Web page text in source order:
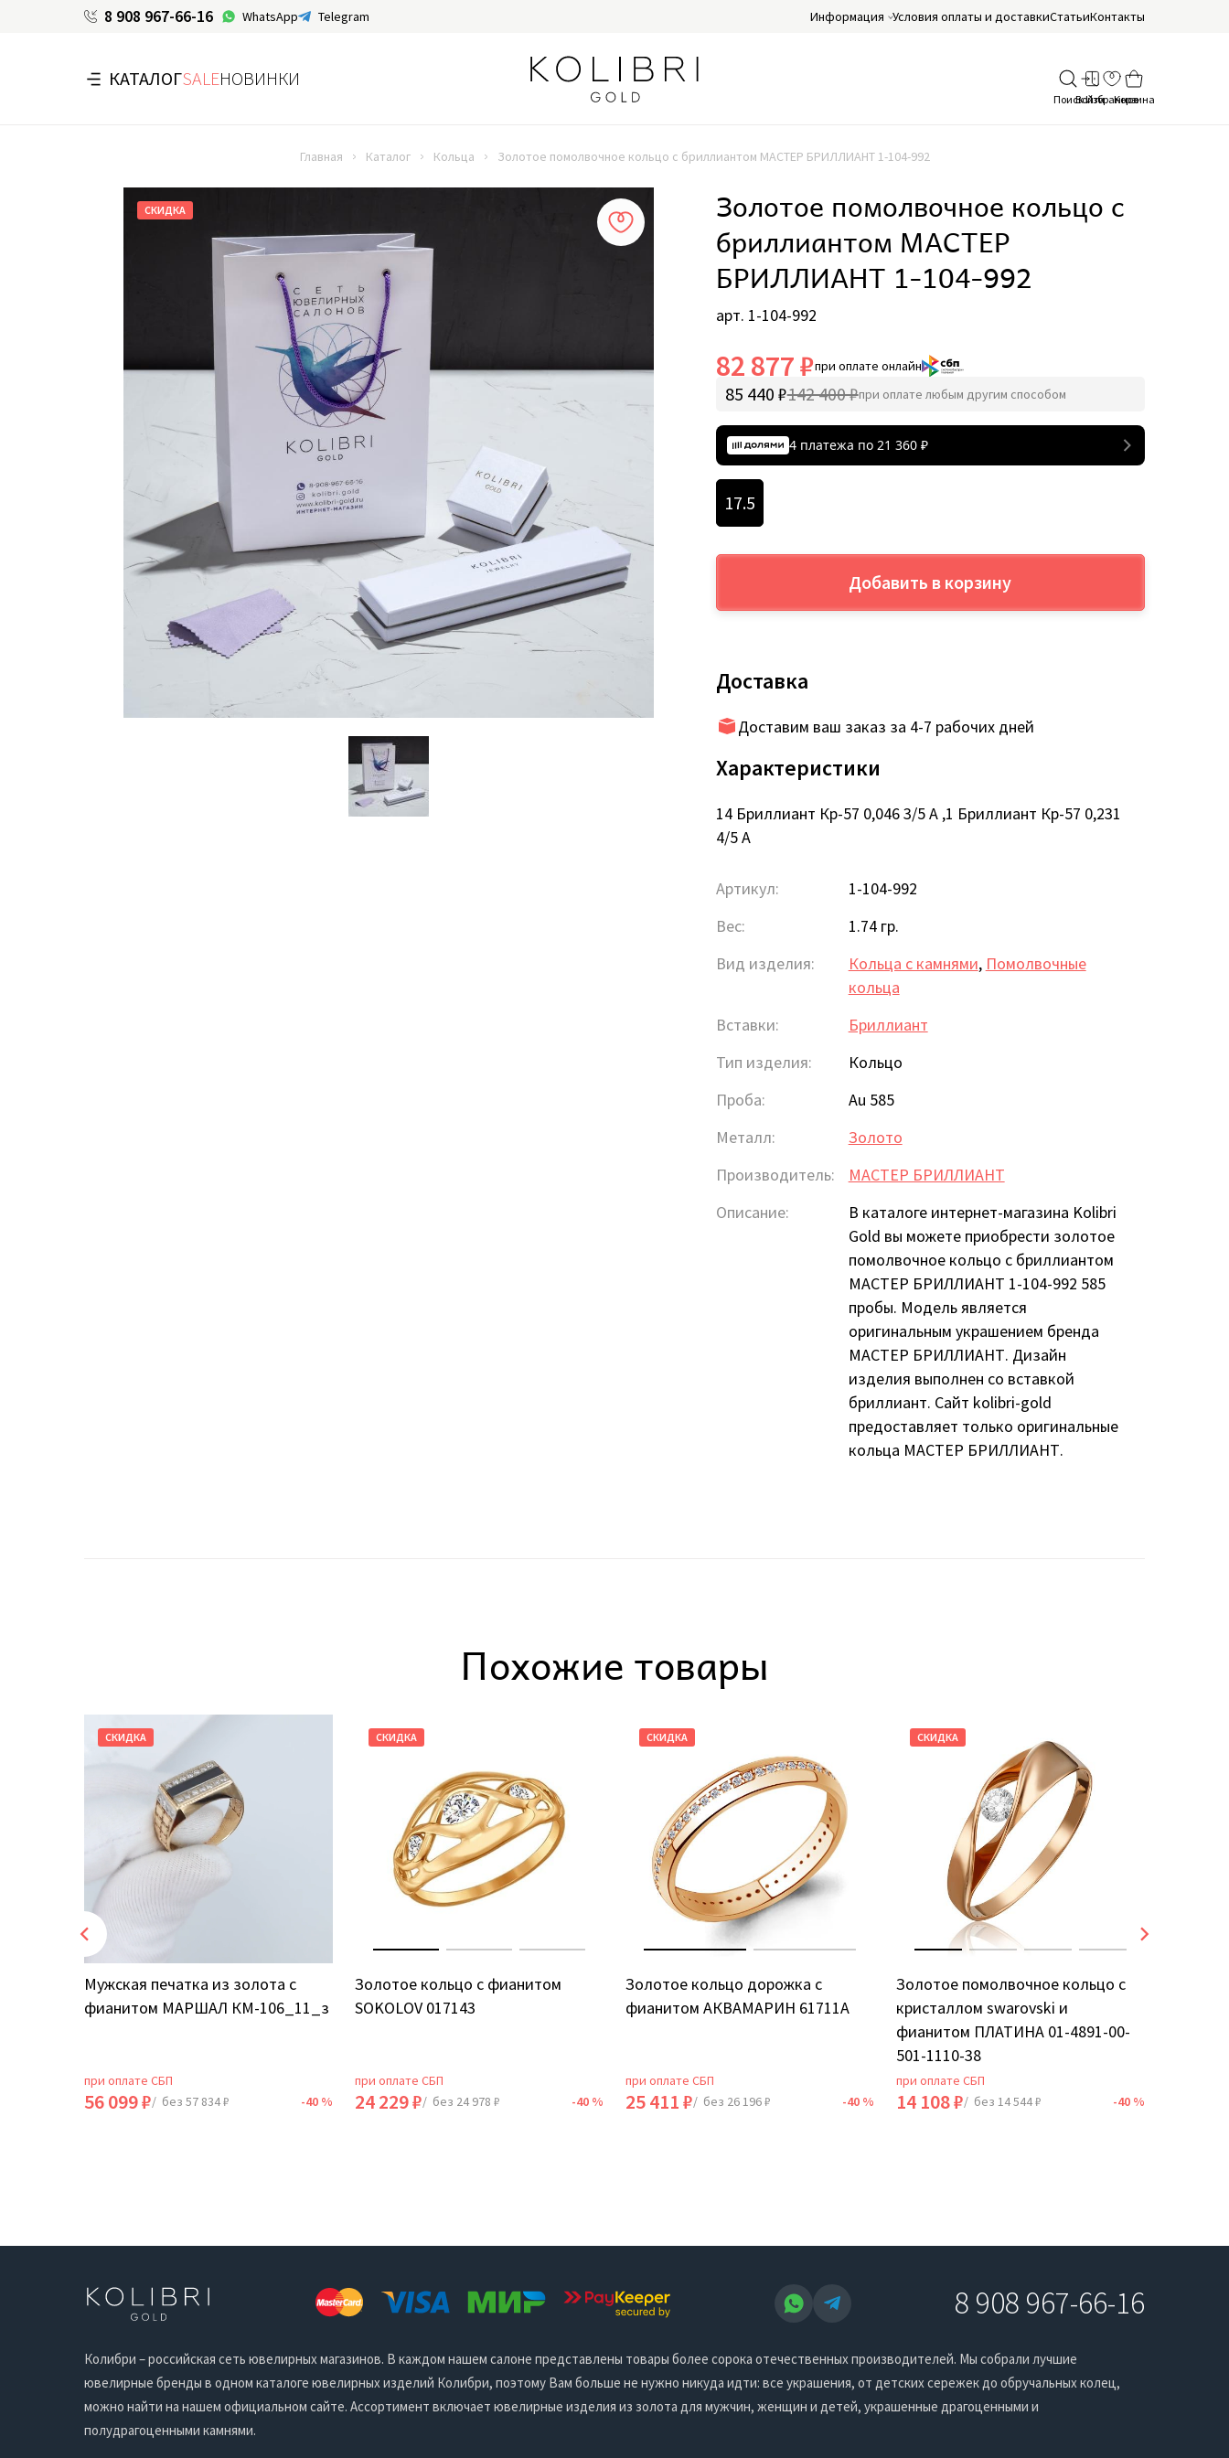
8 908 967-66-16 WhatsApp Telegram Информация Условия оплаты и доставкиСтатьиКонтакты
КАТАЛОГSALEНОВИНКИ
Главная Каталог Кольца Золотое помолвочное кольцо с бриллиантом МАСТЕР БРИЛЛИАНТ 1-104-992
СКИДКА Золотое помолвочное кольцо с
бриллиантом МАСТЕР
БРИЛЛИАНТ 1-104-992
арт. 1-104-992
82 877 ₽при оплате онлайн
85 440 ₽142 400 ₽при оплате любым другим способом
4 платежа по 21 360₽
17.5
Добавить в корзину
Доставка
Доставим ваш заказ за 4-7 рабочих дней
Характеристики
14 Бриллиант Кр-57 0,046 3/5 А ,1 Бриллиант Кр-57 0,231
4/5 А
Артикул:
1-104-992
Вес:
1.74 гр.
Вид изделия:
Кольца с камнями, Помолвочные
кольца
Вставки:
Бриллиант
Тип изделия:
Кольцо
Проба:
Au 585
Металл:
Золото
Производитель:
МАСТЕР БРИЛЛИАНТ
Описание:
В каталоге интернет-магазина Kolibri
Gold вы можете приобрести золотое
помолвочное кольцо с бриллиантом
МАСТЕР БРИЛЛИАНТ 1-104-992 585
пробы. Модель является
оригинальным украшением бренда
МАСТЕР БРИЛЛИАНТ. Дизайн
изделия выполнен со вставкой
бриллиант. Сайт kolibri-gold
предоставляет только оригинальные
кольца МАСТЕР БРИЛЛИАНТ.
Похожие товары
СКИДКА
Мужская печатка из золота с
фианитом МАРШАЛ КМ-106_11_з
при оплате СБП
56 099 ₽/ без 57 834 ₽ -40 %
СКИДКА
Золотое кольцо с фианитом
SOKOLOV 017143
при оплате СБП
24 229 ₽/ без 24 978 ₽ -40 %
СКИДКА
Золотое кольцо дорожка с
фианитом АКВАМАРИН 61711А
при оплате СБП
25 411 ₽/ без 26 196 ₽ -40 %
СКИДКА
Золотое помолвочное кольцо с
кристаллом swarovski и
фианитом ПЛАТИНА 01-4891-00-
501-1110-38
при оплате СБП
14 108 ₽/ без 14 544 ₽ -40 %
8 908 967-66-16
Колибри – российская сеть ювелирных магазинов. В каждом нашем салоне представлены товары более сорока отечественных производителей. Мы собрали лучшие
ювелирные бренды в одном каталоге ювелирных изделий Колибри, поэтому Вам больше не нужно никуда идти: все украшения, от детских сережек до обручальных колец,
можно найти на нашем официальном сайте. Ассортимент включает ювелирные изделия из золота для мужчин, женщин и детей, украшенные драгоценными и
полудрагоценными камнями.